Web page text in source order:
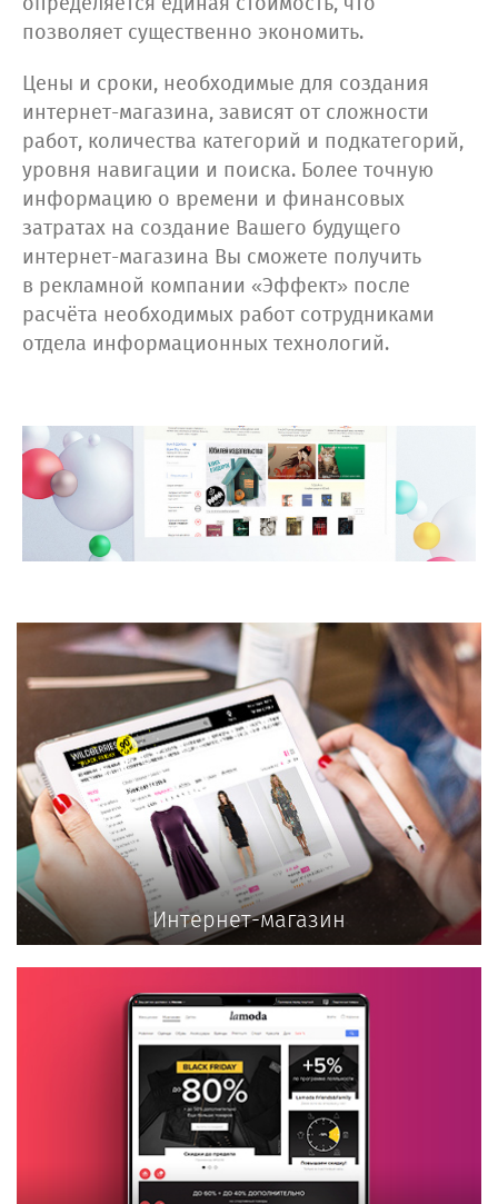
позволяет существенно экономить.
Цены и сроки, необходимые для создания
интернет-магазина, зависят от сложности
работ, количества категорий и подкатегорий,
уровня навигации и поиска. Более точную
информацию о времени и финансовых
затратах на создание Вашего будущего
интернет-магазина Вы сможете получить
в рекламной компании «Эффект» после
расчёта необходимых работ сотрудниками
отдела информационных технологий.
Интернет-магазин